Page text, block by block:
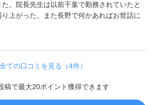
。院長先生は以前千葉で勤務されていたと
上がった。また長野で何かあればお世話に
全ての口コミを見る（4件）
稿で最大20ポイント獲得できます